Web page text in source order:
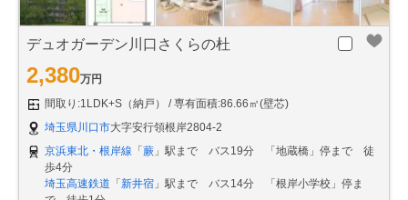
デュオガーデン川口さくらの杜
2,380万円
間取り:1LDK+S（納戸）
専有面積:86.66㎡(壁芯)
埼玉県川口市大字安行領根岸2804-2
京浜東北・根岸線 「蕨 」駅まで バス19分 「地蔵橋」停まで 徒
歩4分
埼玉高速鉄道 「新井宿 」駅まで バス14分 「根岸小学校」停ま